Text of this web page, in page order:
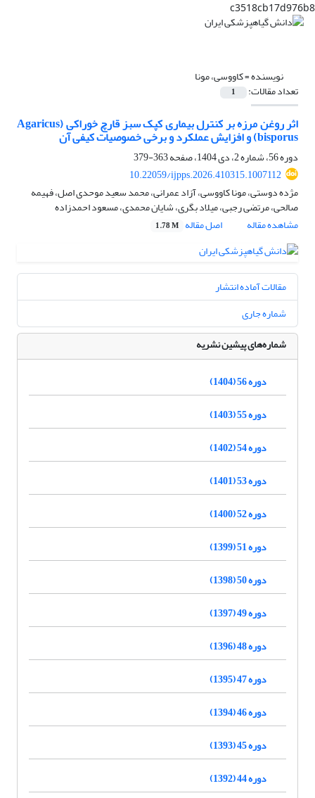
c3518cb17d976b8
نویسنده =کاووسی، مونا
تعداد مقالات: 1
اثر روغن مرزه بر کنترل بیماری کپک سبز قارچ خوراکی (Agaricus
bisporus) و افزایش عملکرد و برخی خصوصیات کیفی آن
دوره 56، شماره 2، دی 1404، صفحه
363-379
10.22059/ijpps.2026.410315.1007112
مژده دوستی، مونا کاووسی، آزاد عمرانی، محمد سعید موحدی اصل، فهیمه
صالحی، مرتضی رجبی، میلاد بگری، شایان محمدی، مسعود احمدزاده
مشاهده مقاله
اصل مقاله 1.78 M
مقالات آماده انتشار
شماره جاری
شماره‌های پیشین نشریه
دوره 56 (1404)
دوره 55 (1403)
دوره 54 (1402)
دوره 53 (1401)
دوره 52 (1400)
دوره 51 (1399)
دوره 50 (1398)
دوره 49 (1397)
دوره 48 (1396)
دوره 47 (1395)
دوره 46 (1394)
دوره 45 (1393)
دوره 44 (1392)